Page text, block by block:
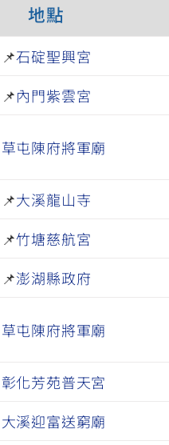
地點
📌石碇聖興宮
📌內門紫雲宮
草屯陳府將軍廟
📌大溪龍山寺
📌竹塘慈航宮
📌澎湖縣政府
草屯陳府將軍廟
彰化芳苑普天宮
大溪迎富送窮廟